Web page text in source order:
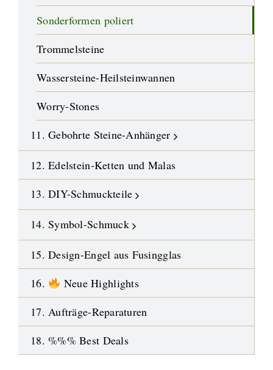
Sonderformen poliert
Trommelsteine
Wassersteine-Heilsteinwannen
Worry-Stones
11. Gebohrte Steine-Anhänger
12. Edelstein-Ketten und Malas
13. DIY-Schmuckteile
14. Symbol-Schmuck
15. Design-Engel aus Fusingglas
16.
Neue Highlights
17. Aufträge-Reparaturen
18. %%% Best Deals